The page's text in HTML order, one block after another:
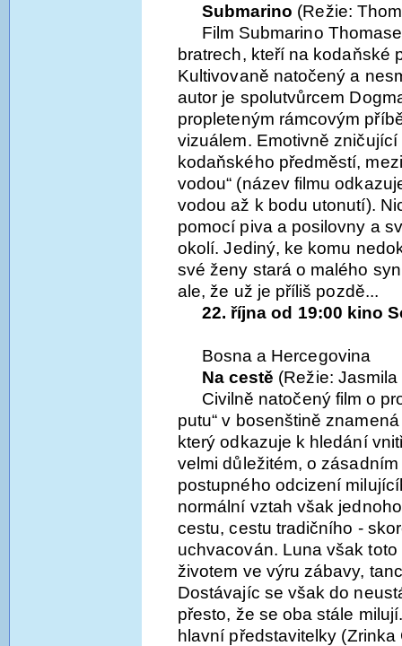
Submarino (Režie:
Film Submarino
bratrech, kteří na kodaňské
Kultivovaně natočený a
autor je spolutvůrcem
propleteným rámcovým
vizuálem. Emotivně
kodaňského předměstí,
vodou“ (název filmu
vodou až k bodu utonutí).
pomocí piva a posilovny a
okolí. Jediný, ke komu
své ženy stará o malého
ale, že už je příliš pozdě...
22. října od 19:00 kino
Bosna a Hercegovina
Na cestě (Režie:
Civilně natočený film o
putu“ v bosenštině
který odkazuje k hledání
velmi důležitém, o
postupného odcizení
normální vztah však
cestu, cestu tradičního -
uchvacován. Luna však
životem ve výru zábavy,
Dostávajíc se však do
přesto, že se oba stále
hlavní představitelky